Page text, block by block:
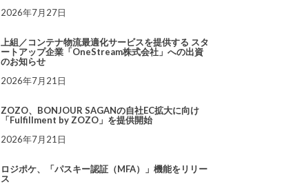
2026年7月27日
上組／コンテナ物流最適化サービスを提供する スタ
ートアップ企業「OneStream株式会社」への出資
のお知らせ
2026年7月21日
ZOZO、BONJOUR SAGANの自社EC拡大に向け
「Fulfillment by ZOZO」を提供開始
2026年7月21日
ロジポケ、「パスキー認証（MFA）」機能をリリー
ス